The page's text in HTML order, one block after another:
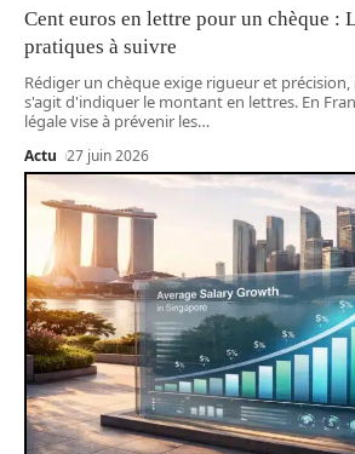
Cent euros en lettre pour un chèque :
pratiques à suivre
Rédiger un chèque exige rigueur et
s'agit d'indiquer le montant en lettres. En
légale vise à prévenir les…
Actu 27 juin 2026